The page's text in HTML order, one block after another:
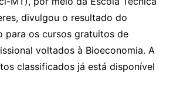
o
m
l divulgou o resultado do
para os cursos gratuitos de
voltados à Bioeconomia. A
classificados já está disponível